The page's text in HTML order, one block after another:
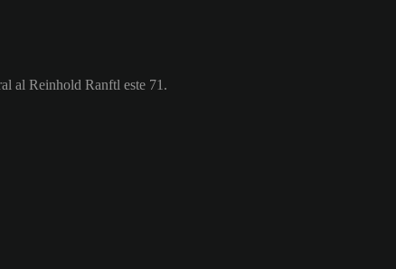
al Reinhold Ranftl este 71.